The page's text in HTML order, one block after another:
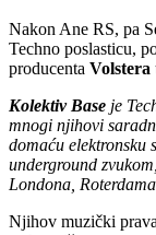
Nakon Ane RS, pa
Techno poslasticu,
producenta Volstera
Kolektiv Base je
mnogi njihovi
domaću elektronsku
underground
Londona,
Njihov muzički